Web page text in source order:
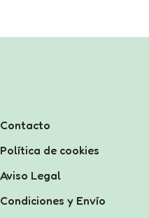
Contacto
Política de cookies
Aviso Legal
Condiciones y Envío